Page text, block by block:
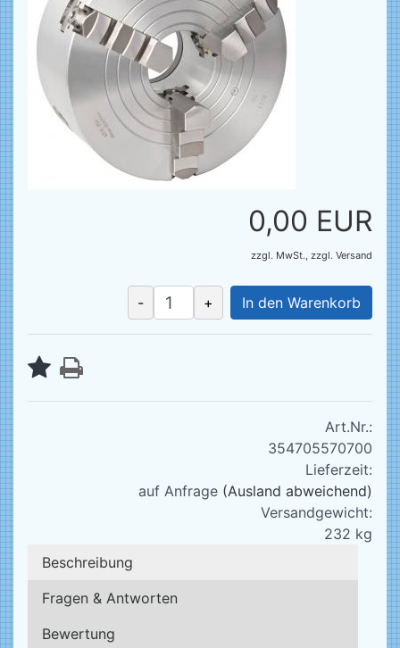
0,00 EUR
zzgl. MwSt., zzgl. Versand
- + In den Warenkorb
Art.Nr.:
354705570700
Lieferzeit:
auf Anfrage (Ausland abweichend)
Versandgewicht:
232 kg
Beschreibung
Fragen & Antworten
Bewertung